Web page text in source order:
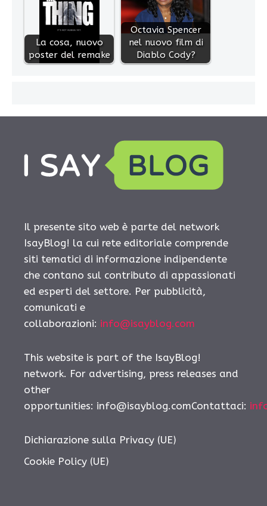
La cosa, nuovo
poster del remake
Octavia Spencer
nel nuovo film di
Diablo Cody?
Il presente sito web è parte del network
IsayBlog! la cui rete editoriale comprende
siti tematici di informazione indipendente
che contano sul contributo di appassionati
ed esperti del settore. Per pubblicità,
comunicati e
collaborazioni: info@isayblog.com
This website is part of the IsayBlog!
network. For advertising, press releases and
other
opportunities: info@isayblog.comContattaci:
Dichiarazione sulla Privacy (UE)
Cookie Policy (UE)